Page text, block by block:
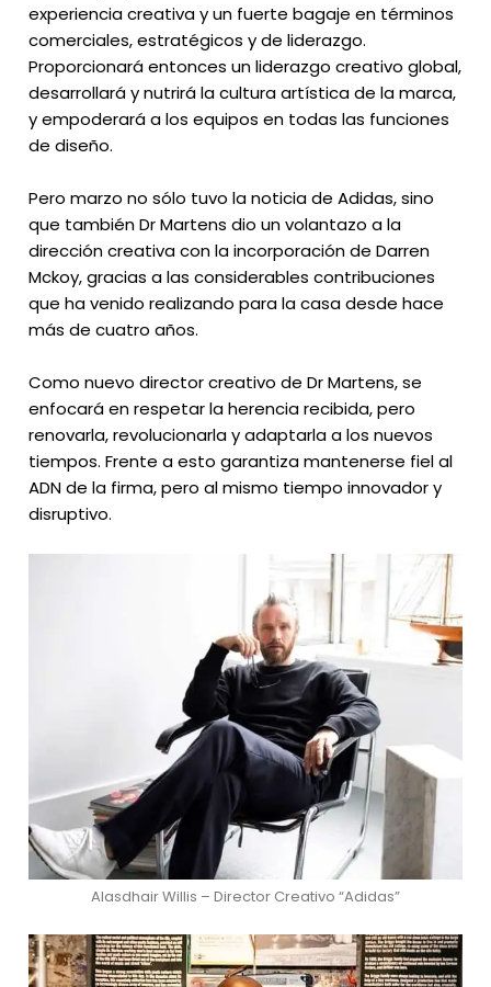
experiencia creativa y un fuerte bagaje en términos
comerciales, estratégicos y de liderazgo.
Proporcionará entonces un liderazgo creativo global,
desarrollará y nutrirá la cultura artística de la marca,
y empoderará a los equipos en todas las funciones
de diseño.
Pero marzo no sólo tuvo la noticia de Adidas, sino
que también Dr Martens dio un volantazo a la
dirección creativa con la incorporación de Darren
Mckoy, gracias a las considerables contribuciones
que ha venido realizando para la casa desde hace
más de cuatro años.
Como nuevo director creativo de Dr Martens, se
enfocará en respetar la herencia recibida, pero
renovarla, revolucionarla y adaptarla a los nuevos
tiempos. Frente a esto garantiza mantenerse fiel al
ADN de la firma, pero al mismo tiempo innovador y
disruptivo.
Alasdhair Willis – Director Creativo “Adidas”